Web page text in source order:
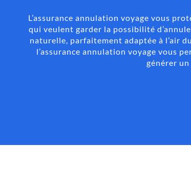
L’assurance annulation voyage vous
qui veulent garder la possibilité
naturelle, parfaitement adaptée à l’air
l’assurance annulation voyage vous
générer